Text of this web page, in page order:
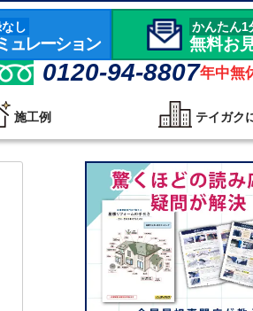
し
ュレーション
かんたん1
無料お
0120-94-8807年中無
施工例 テイガク